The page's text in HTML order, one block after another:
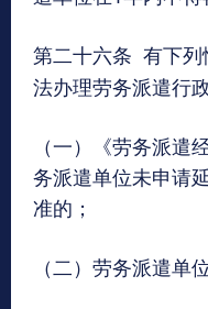
第二十六条 有下
法办理劳务派遣行
（一）《劳务派遣
务派遣单位未申请
准的；
（二）劳务派遣单